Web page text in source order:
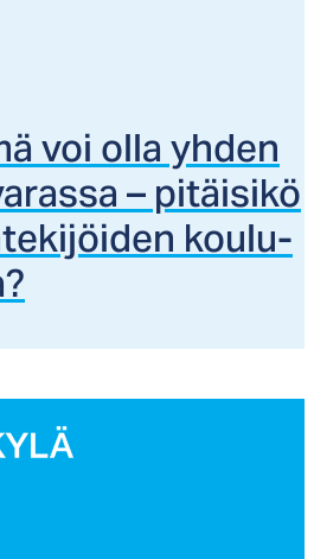
voi ol­la yh­den
– pi­täi­si­kö
kou­lu­